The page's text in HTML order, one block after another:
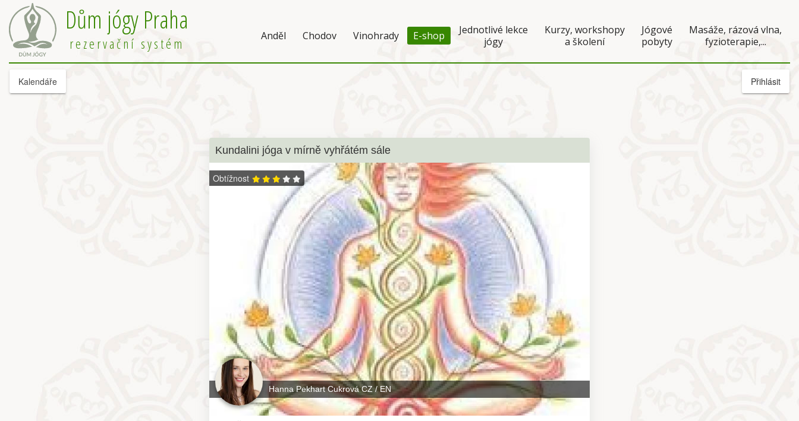
Dům jógy Praha
rezervační systém Anděl Chodov Vinohrady E-shop
Jednotlivé lekce
jógy
Kurzy, workshopy
a školení
Jógové
pobyty
Masáže, rázová vlna,
fyzioterapie,...
Kalendáře Přihlásit
Kundalini jóga v mírně vyhřátém sále
Obtížnost
Hanna Pekhart Cukrová CZ / EN